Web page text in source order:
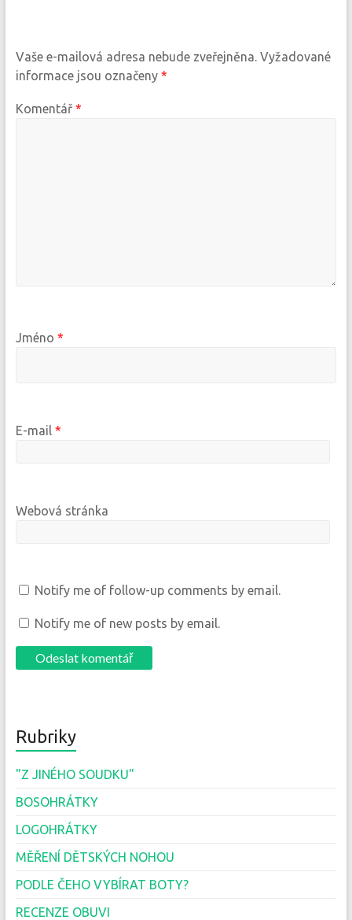
d
o
w
n
d
o
Vaše e-mailová adresa nebude zveřejněna. Vyžadované
informace jsou označeny *
Komentář *
Jméno *
E-mail *
Webová stránka
Notify me of follow-up comments by email.
Notify me of new posts by email.
Rubriky
"Z JINÉHO SOUDKU"
BOSOHRÁTKY
LOGOHRÁTKY
MĚŘENÍ DĚTSKÝCH NOHOU
PODLE ČEHO VYBÍRAT BOTY?
RECENZE OBUVI